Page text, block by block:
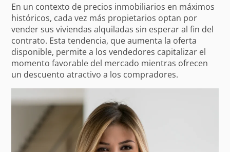
En un contexto de precios inmobiliarios en máximos
históricos, cada vez más propietarios optan por
vender sus viviendas alquiladas sin esperar al fin del
contrato. Esta tendencia, que aumenta la oferta
disponible, permite a los vendedores capitalizar el
momento favorable del mercado mientras ofrecen
un descuento atractivo a los compradores.